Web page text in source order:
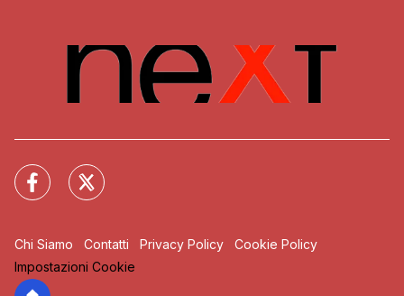
Chi Siamo Contatti Privacy Policy
Cookie Policy
Impostazioni Cookie